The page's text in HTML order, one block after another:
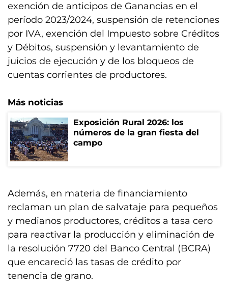
exención de anticipos de Ganancias en el
período 2023/2024, suspensión de retenciones
por IVA, exención del Impuesto sobre Créditos
y Débitos, suspensión y levantamiento de
juicios de ejecución y de los bloqueos de
cuentas corrientes de productores.
Más noticias
Exposición Rural 2026: los
números de la gran fiesta del
campo
Además, en materia de financiamiento
reclaman un plan de salvataje para pequeños
y medianos productores, créditos a tasa cero
para reactivar la producción y eliminación de
la resolución 7720 del Banco Central (BCRA)
que encareció las tasas de crédito por
tenencia de grano.